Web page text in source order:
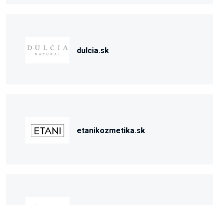
dulcia.sk
etanikozmetika.sk